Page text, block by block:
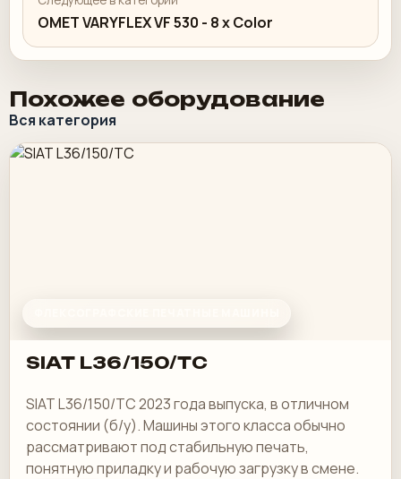
OMET VARYFLEX VF 530 - 8 x Color
Похожее оборудование
Вся категория
SIAT L36/150/TC
SIAT L36/150/TC 2023 года выпуска, в отличном
состоянии (б/у). Машины этого класса обычно
рассматривают под стабильную печать,
понятную приладку и рабочую загрузку в смене.